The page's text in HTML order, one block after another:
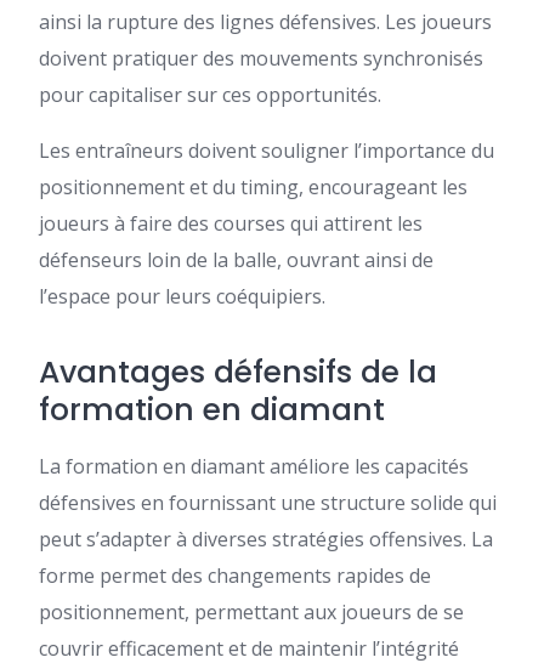
ainsi la rupture des lignes défensives. Les joueurs
doivent pratiquer des mouvements synchronisés
pour capitaliser sur ces opportunités.
Les entraîneurs doivent souligner l’importance du
positionnement et du timing, encourageant les
joueurs à faire des courses qui attirent les
défenseurs loin de la balle, ouvrant ainsi de
l’espace pour leurs coéquipiers.
Avantages défensifs de la
formation en diamant
La formation en diamant améliore les capacités
défensives en fournissant une structure solide qui
peut s’adapter à diverses stratégies offensives. La
forme permet des changements rapides de
positionnement, permettant aux joueurs de se
couvrir efficacement et de maintenir l’intégrité